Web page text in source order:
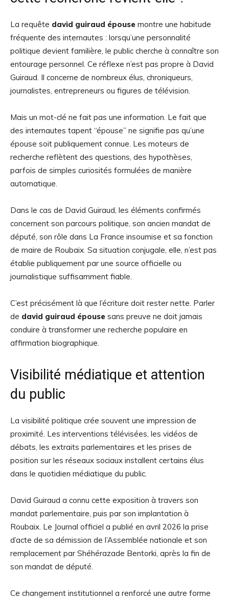
La requête david guiraud épouse montre une habitude
fréquente des internautes : lorsqu’une personnalité
politique devient familière, le public cherche à connaître son
entourage personnel. Ce réflexe n’est pas propre à David
Guiraud. Il concerne de nombreux élus, chroniqueurs,
journalistes, entrepreneurs ou figures de télévision.
Mais un mot-clé ne fait pas une information. Le fait que
des internautes tapent “épouse” ne signifie pas qu’une
épouse soit publiquement connue. Les moteurs de
recherche reflètent des questions, des hypothèses,
parfois de simples curiosités formulées de manière
automatique.
Dans le cas de David Guiraud, les éléments confirmés
concernent son parcours politique, son ancien mandat de
député, son rôle dans La France insoumise et sa fonction
de maire de Roubaix. Sa situation conjugale, elle, n’est pas
établie publiquement par une source officielle ou
journalistique suffisamment fiable.
C’est précisément là que l’écriture doit rester nette. Parler
de david guiraud épouse sans preuve ne doit jamais
conduire à transformer une recherche populaire en
affirmation biographique.
Visibilité médiatique et attention
du public
La visibilité politique crée souvent une impression de
proximité. Les interventions télévisées, les vidéos de
débats, les extraits parlementaires et les prises de
position sur les réseaux sociaux installent certains élus
dans le quotidien médiatique du public.
David Guiraud a connu cette exposition à travers son
mandat parlementaire, puis par son implantation à
Roubaix. Le Journal officiel a publié en avril 2026 la prise
d’acte de sa démission de l’Assemblée nationale et son
remplacement par Shéhérazade Bentorki, après la fin de
son mandat de député.
Ce changement institutionnel a renforcé une autre forme